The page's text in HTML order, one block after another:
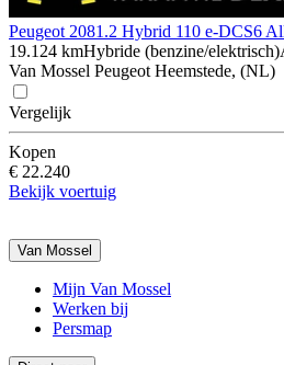
Peugeot 2081.2 Hybrid 110 e-DCS6
19.124 kmHybride (benzine/elektrisch)
Van Mossel Peugeot Heemstede, (NL)
Vergelijk
Kopen
€ 22.240
Bekijk voertuig
Van Mossel
Mijn Van Mossel
Werken bij
Persmap